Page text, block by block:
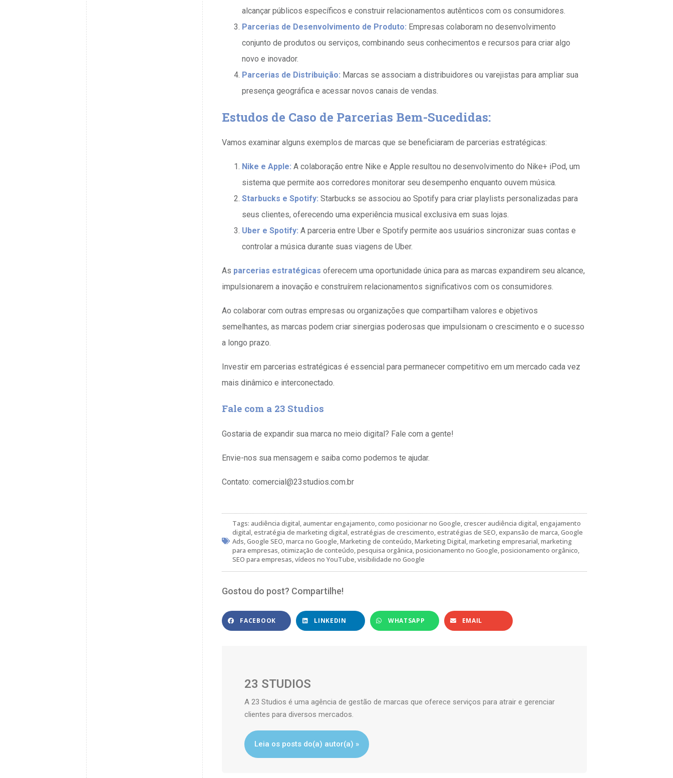
alcançar públicos específicos e construir relacionamentos autênticos com os consumidores.
Parcerias de Desenvolvimento de Produto: Empresas colaboram no desenvolvimento
conjunto de produtos ou serviços, combinando seus conhecimentos e recursos para criar algo
novo e inovador.
Parcerias de Distribuição: Marcas se associam a distribuidores ou varejistas para ampliar sua
presença geográfica e acessar novos canais de vendas.
Estudos de Caso de Parcerias Bem-Sucedidas:
Vamos examinar alguns exemplos de marcas que se beneficiaram de parcerias estratégicas:
Nike e Apple: A colaboração entre Nike e Apple resultou no desenvolvimento do Nike+ iPod, um
sistema que permite aos corredores monitorar seu desempenho enquanto ouvem música.
Starbucks e Spotify: Starbucks se associou ao Spotify para criar playlists personalizadas para
seus clientes, oferecendo uma experiência musical exclusiva em suas lojas.
Uber e Spotify: A parceria entre Uber e Spotify permite aos usuários sincronizar suas contas e
controlar a música durante suas viagens de Uber.
As parcerias estratégicas oferecem uma oportunidade única para as marcas expandirem seu alcance,
impulsionarem a inovação e construírem relacionamentos significativos com os consumidores.
Ao colaborar com outras empresas ou organizações que compartilham valores e objetivos
semelhantes, as marcas podem criar sinergias poderosas que impulsionam o crescimento e o sucesso
a longo prazo.
Investir em parcerias estratégicas é essencial para permanecer competitivo em um mercado cada vez
mais dinâmico e interconectado.
Fale com a 23 Studios
Gostaria de expandir sua marca no meio digital? Fale com a gente!
Envie-nos sua mensagem e saiba como podemos te ajudar.
Contato:comercial@23studios.com.br
Tags: audiência digital, aumentar engajamento,como posicionar no Google,crescer audiência digital,engajamento
digital,estratégia de marketing digital,estratégias de crescimento,estratégias de SEO,expansão de marca,Google
Ads,Google SEO,marca no Google,Marketing de conteúdo,Marketing Digital,marketing empresarial,marketing
para empresas,otimização de conteúdo,pesquisa orgânica,posicionamento no Google,posicionamento orgânico,
SEO para empresas,vídeos no YouTube,visibilidade no Google
Gostou do post? Compartilhe!
FACEBOOK LINKEDIN WHATSAPP EMAIL
23 STUDIOS
A 23 Studios é uma agência de gestão de marcas que oferece serviços para atrair e gerenciar
clientes para diversos mercados.
Leia os posts do(a) autor(a) »